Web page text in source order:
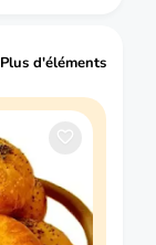
Plus d'éléments